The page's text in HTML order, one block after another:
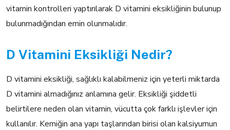
vitamin kontrolleri yaptırılarak D vitamini eksikliğinin bulunup
bulunmadığından emin olunmalıdır.
D Vitamini Eksikliği Nedir?
D vitamini eksikliği, sağlıklı kalabilmeniz için yeterli miktarda
D vitamini almadığınız anlamına gelir. Eksikliği şiddetli
belirtilere neden olan vitamin, vücutta çok farklı işlevler için
kullanılır. Kemiğin ana yapı taşlarından birisi olan kalsiyumun